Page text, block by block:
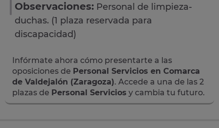
Observaciones: Personal de limpieza-
duchas. (1 plaza reservada para
discapacidad)
Infórmate ahora cómo presentarte a las
oposiciones de Personal Servicios en Comarca
de Valdejalón (Zaragoza). Accede a una de las 2
plazas de Personal Servicios y cambia tu futuro.